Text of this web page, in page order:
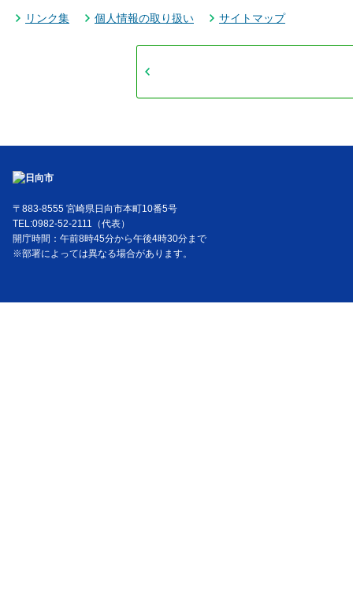
リンク集 個人情報の取り扱い サイトマップ
〒883-8555 宮崎県日向市本町10番5号
TEL:0982-52-2111（代表）
開庁時間：午前8時45分から午後4時30分まで
※部署によっては異なる場合があります。